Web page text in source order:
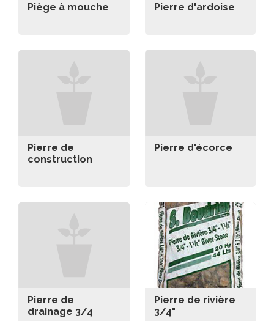
Piège à mouche Pierre d'ardoise
Pierre de
construction
Pierre d'écorce
Pierre de
drainage 3/4
Pierre de rivière
3/4"